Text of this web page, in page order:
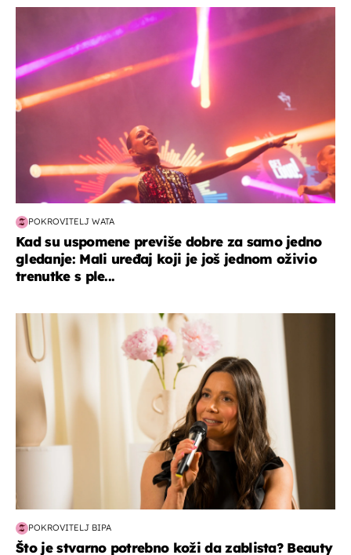
POKROVITELJ WATA
Kad su uspomene previše dobre za samo jedno
gledanje: Mali uređaj koji je još jednom oživio
trenutke s ple...
moda & ljepota
POKROVITELJ BIPA
Što je stvarno potrebno koži da zablista? Beauty